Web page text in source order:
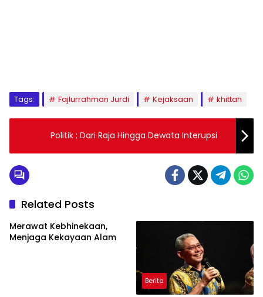
Tags: Fajlurrahman Jurdi Kejaksaan khittah
Politik ; Dari Raja Hingga Dewata Interupsi
Related Posts
Merawat Kebhinekaan,
Menjaga Kekayaan Alam
Berita